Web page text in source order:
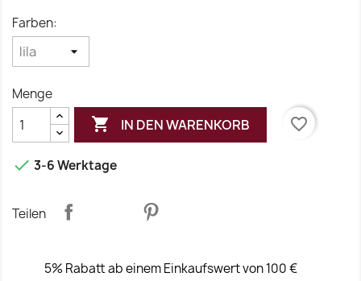
Farben:
Menge
 IN DEN WARENKORB favorite_border
 3-6 Werktage
Teilen
5% Rabatt ab einem Einkaufswert von 100 €